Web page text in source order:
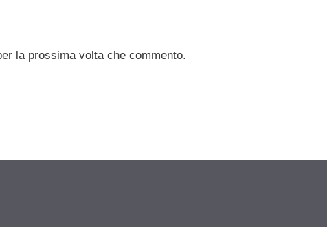
la prossima volta che commento.